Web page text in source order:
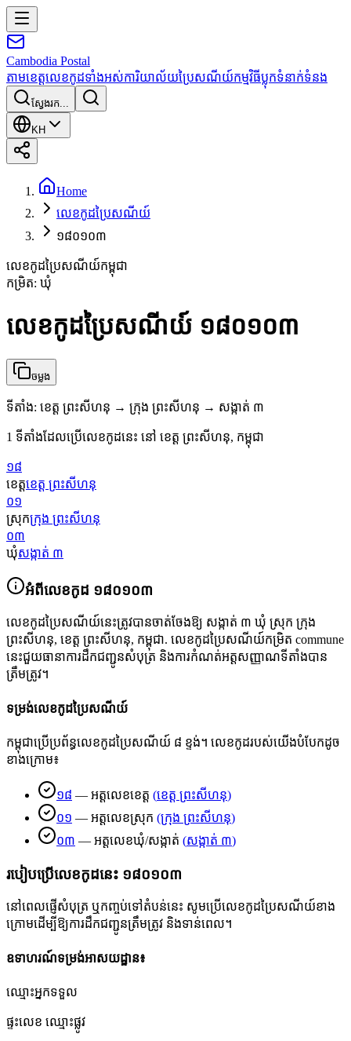
Cambodia Postal
តាមខេត្តលេខកូដទាំងអស់ការិយាល័យប្រៃសណីយ៍កម្មវិធីប្លុកទំនាក់ទំនង
ស្វែងរក...
KH
Home
លេខកូដប្រៃសណីយ៍
១៨០១០៣
លេខកូដប្រៃសណីយ៍កម្ពុជា
កម្រិត: ឃុំ
លេខកូដប្រៃសណីយ៍ ១៨០១០៣
ចម្លង
ទីតាំង: ខេត្ត ព្រះសីហនុ → ក្រុង ព្រះសីហនុ → សង្កាត់ ៣
1 ទីតាំងដែលប្រើលេខកូដនេះ នៅ ខេត្ត ព្រះសីហនុ, កម្ពុជា
១៨
ខេត្តខេត្ត ព្រះសីហនុ
០១
ស្រុកក្រុង ព្រះសីហនុ
០៣
ឃុំសង្កាត់ ៣
អំពីលេខកូដ ១៨០១០៣
លេខកូដប្រៃសណីយ៍នេះត្រូវបានចាត់ចែងឱ្យ សង្កាត់ ៣ ឃុំ ស្រុក ក្រុង
ព្រះសីហនុ, ខេត្ត ព្រះសីហនុ, កម្ពុជា. លេខកូដប្រៃសណីយ៍កម្រិត commune
នេះជួយធានាការដឹកជញ្ជូនសំបុត្រ និងការកំណត់អត្តសញ្ញាណទីតាំងបាន
ត្រឹមត្រូវ។
ទម្រង់លេខកូដប្រៃសណីយ៍
កម្ពុជាប្រើប្រព័ន្ធលេខកូដប្រៃសណីយ៍ ៨ ខ្ទង់។ លេខកូដរបស់យើងបំបែកដូច
ខាងក្រោម៖
១៨ — អត្តលេខខេត្ត (ខេត្ត ព្រះសីហនុ)
០១ — អត្តលេខស្រុក (ក្រុង ព្រះសីហនុ)
០៣ — អត្តលេខឃុំ/សង្កាត់ (សង្កាត់ ៣)
របៀបប្រើលេខកូដនេះ ១៨០១០៣
នៅពេលផ្ញើសំបុត្រ ឬកញ្ចប់ទៅតំបន់នេះ សូមប្រើលេខកូដប្រៃសណីយ៍ខាង
ក្រោមដើម្បីឱ្យការដឹកជញ្ជូនត្រឹមត្រូវ និងទាន់ពេល។
ឧទាហរណ៍ទម្រង់អាសយដ្ឋាន៖
ឈ្មោះអ្នកទទួល
ផ្ទះលេខ ឈ្មោះផ្លូវ